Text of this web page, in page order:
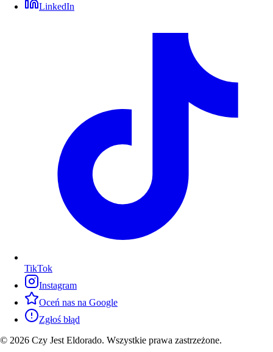
LinkedIn
TikTok
Instagram
Oceń nas na Google
Zgłoś błąd
© 2026 Czy Jest Eldorado. Wszystkie prawa zastrzeżone.